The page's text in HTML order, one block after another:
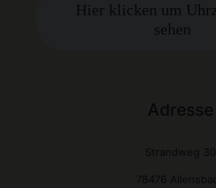
Hier klicken um
sehen
Adresse
Strandweg 30
78476